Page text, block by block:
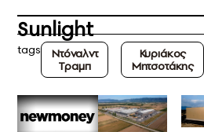
Sunlight
tags
Ντόναλντ
Τραμπ
Κυριάκος
Μητσοτάκης